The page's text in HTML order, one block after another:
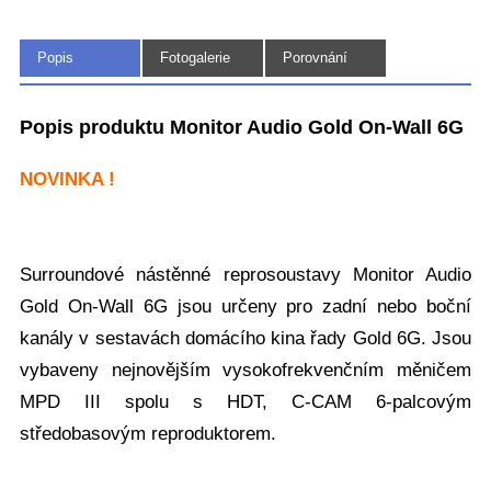
Popis Fotogalerie Porovnání
Popis produktu Monitor Audio Gold On-Wall 6G
NOVINKA !
Surroundové nástěnné reprosoustavy Monitor Audio
Gold On-Wall 6G jsou určeny pro zadní nebo boční
kanály v sestavách domácího kina řady Gold 6G. Jsou
vybaveny nejnovějším vysokofrekvenčním měničem
MPD III spolu s HDT, C-CAM 6-palcovým
středobasovým reproduktorem.